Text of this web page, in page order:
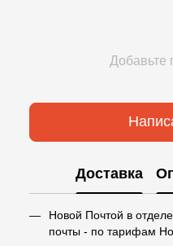
Добавьте
Доставка
Новой Почтой в
почты - по тарифам